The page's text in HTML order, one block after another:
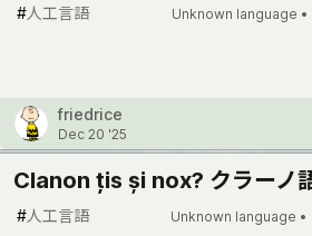
#人工言語 Unknown language •
friedrice
Dec 20 '25
Clanon țis și nox? クラーノ
#人工言語 Unknown language •